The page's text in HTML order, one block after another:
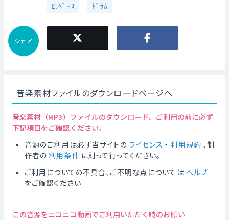
E.ﾍﾞｰｽ ﾄﾞﾗﾑ
シェア
音楽素材ファイルのダウンロードページへ
音楽素材（MP3）ファイルのダウンロード、ご利用の前に必ず
下記項目をご確認ください。
音源のご利用は必ず当サイトの ライセンス ・ 利用規約 、制
作者の 利用条件 に則って行ってください。
ご利用についての不具合、ご不明な点については ヘルプ
をご確認ください
この音源をニコニコ動画でご利用いただく時のお願い